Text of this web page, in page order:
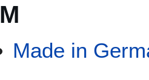
M
Made in